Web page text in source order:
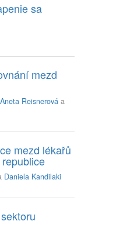
sa
mezd
Aneta Reisnerová a
mezd lékařů
Daniela Kandilaki